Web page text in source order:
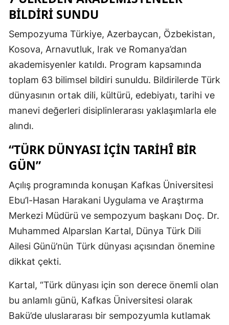
Siirt
Sivas
Tekirdağ
Trabzon
Şanlıurfa
Uşak
Van
Yozgat
Aksaray
Bayburt
BILDIRI SUNDU
Sempozyuma Türkiye, Azerbaycan, Özbekistan,
Kosova, Arnavutluk, Irak ve Romanya’dan
akademisyenler katıldı. Program kapsamında
toplam 63 bilimsel bildiri sunuldu. Bildirilerde Türk
dünyasının ortak dili, kültürü, edebiyatı, tarihi ve
manevi değerleri disiplinlerarası yaklaşımlarla ele
alındı.
“TÜRK DÜNYASI İÇIN TARIHÎ BIR
GÜN”
Açılış programında konuşan Kafkas Üniversitesi
Ebu’l-Hasan Harakani Uygulama ve Araştırma
Merkezi Müdürü ve sempozyum başkanı Doç. Dr.
Muhammed Alparslan Kartal, Dünya Türk Dili
Ailesi Günü’nün Türk dünyası açısından önemine
dikkat çekti.
Kartal, “Türk dünyası için son derece önemli olan
bu anlamlı günü, Kafkas Üniversitesi olarak
Bakü’de uluslararası bir sempozyumla kutlamak